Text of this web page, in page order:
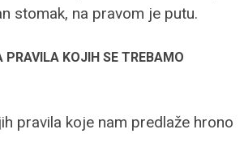
stomak, na pravom je putu.
PRAVILA KOJIH SE TREBAMO
pravila koje nam predlaže hrono